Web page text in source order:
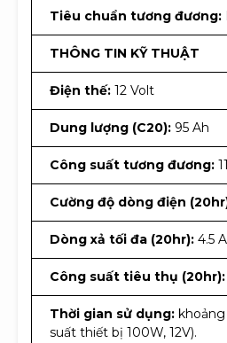
Tiêu chuẩn tương đương:
THÔNG TIN KỸ THUẬT
Điện thế: 12 Volt
Dung lượng (C20): 95 Ah
Công suất tương đương:
Cường độ dòng điện
Dòng xả tối đa (20hr): 4.5 A
Công suất tiêu thụ (20hr):
Thời gian sử dụng:
suất thiết bị 100W, 12V).